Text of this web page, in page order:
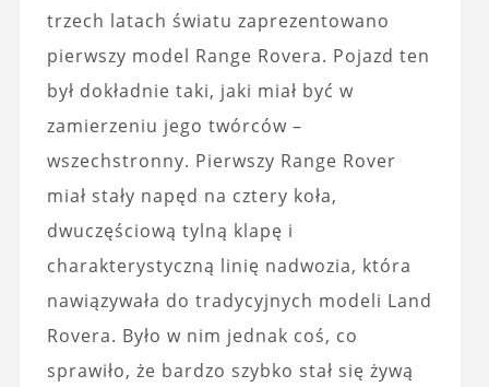
trzech latach światu zaprezentowano
pierwszy model Range Rovera. Pojazd ten
był dokładnie taki, jaki miał być w
zamierzeniu jego twórców –
wszechstronny. Pierwszy Range Rover
miał stały napęd na cztery koła,
dwuczęściową tylną klapę i
charakterystyczną linię nadwozia, która
nawiązywała do tradycyjnych modeli Land
Rovera. Było w nim jednak coś, co
sprawiło, że bardzo szybko stał się żywą